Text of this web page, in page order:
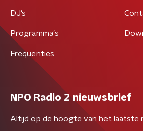
DJ’s
Programma's
Frequenties
NPO Radio 2 nieuwsbrief
Altijd op de hoogte van het laatste